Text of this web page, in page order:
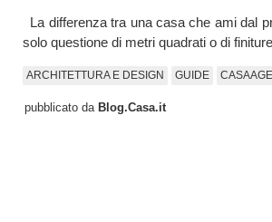
La differenza tra una casa che ami dal
solo questione di metri quadrati o di
ARCHITETTURA E DESIGN GUIDE
pubblicato da Blog.Casa.it